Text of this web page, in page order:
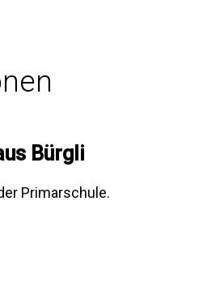
Bürgli
Primarschule.